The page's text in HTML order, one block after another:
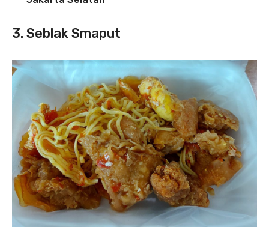
3. Seblak Smaput